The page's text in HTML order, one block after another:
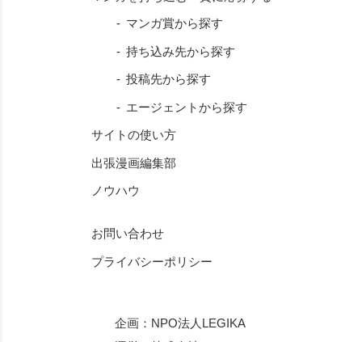
マンガ賞から探す
持ち込み先から探す
投稿先から探す
エージェントから探す
サイトの使い方
出張漫画編集部
ノウハウ
お問い合わせ
プライバシーポリシー
企画： NPO法人LEGIKA